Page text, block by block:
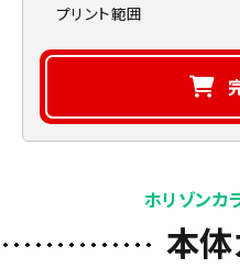
プリント範囲
ホリゾンカ
本